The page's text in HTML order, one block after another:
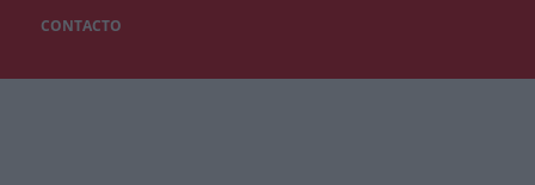
CONTACTO